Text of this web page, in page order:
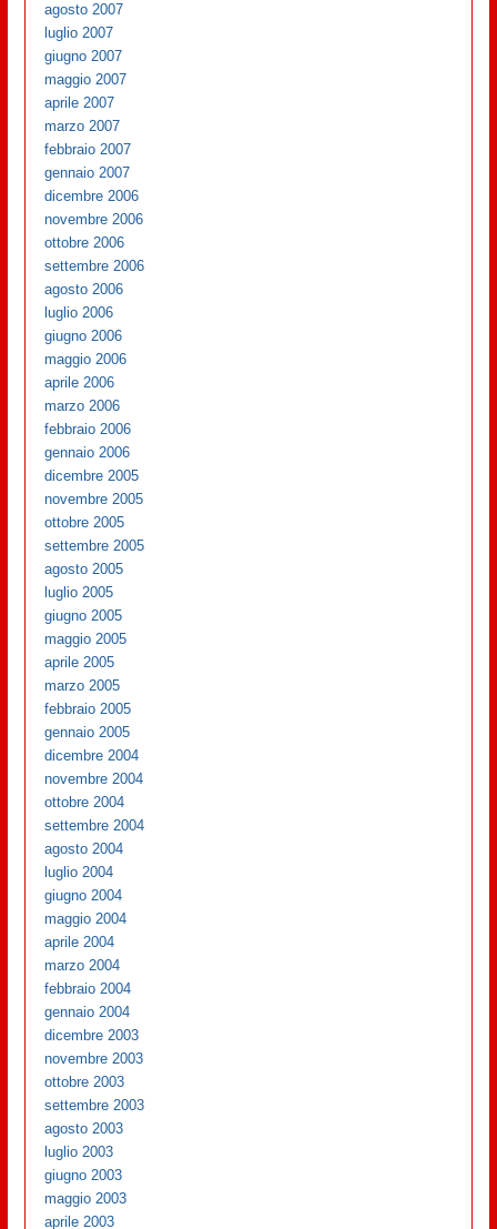
agosto 2007
luglio 2007
giugno 2007
maggio 2007
aprile 2007
marzo 2007
febbraio 2007
gennaio 2007
dicembre 2006
novembre 2006
ottobre 2006
settembre 2006
agosto 2006
luglio 2006
giugno 2006
maggio 2006
aprile 2006
marzo 2006
febbraio 2006
gennaio 2006
dicembre 2005
novembre 2005
ottobre 2005
settembre 2005
agosto 2005
luglio 2005
giugno 2005
maggio 2005
aprile 2005
marzo 2005
febbraio 2005
gennaio 2005
dicembre 2004
novembre 2004
ottobre 2004
settembre 2004
agosto 2004
luglio 2004
giugno 2004
maggio 2004
aprile 2004
marzo 2004
febbraio 2004
gennaio 2004
dicembre 2003
novembre 2003
ottobre 2003
settembre 2003
agosto 2003
luglio 2003
giugno 2003
maggio 2003
aprile 2003